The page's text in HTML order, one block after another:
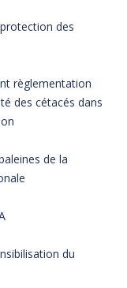
des
règlementation
des cétacés dans
de la
du